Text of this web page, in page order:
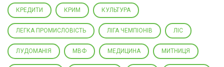
КРЕДИТИ КРИМ КУЛЬТУРА
ЛЕГКА ПРОМИСЛОВІСТЬ ЛІГА ЧЕМПІОНІВ ЛІС
ЛУДОМАНІЯ МВФ МЕДИЦИНА МИТНИЦЯ